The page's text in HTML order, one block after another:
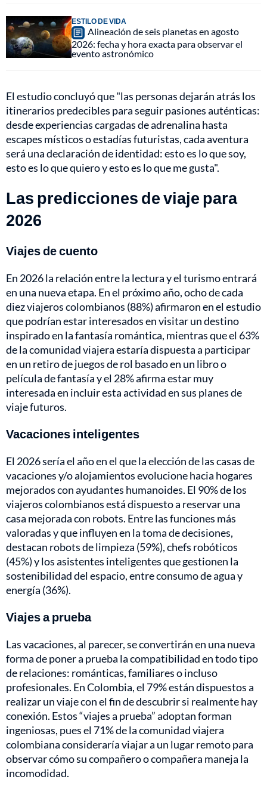
ESTILO DE VIDA
Alineación de seis planetas en agosto
2026: fecha y hora exacta para observar el
evento astronómico
El estudio concluyó que "las personas dejarán atrás los
itinerarios predecibles para seguir pasiones auténticas:
desde experiencias cargadas de adrenalina hasta
escapes místicos o estadías futuristas, cada aventura
será una declaración de identidad: esto es lo que soy,
esto es lo que quiero y esto es lo que me gusta".
Las predicciones de viaje para
2026
Viajes de cuento
En 2026 la relación entre la lectura y el turismo entrará
en una nueva etapa. En el próximo año, ocho de cada
diez viajeros colombianos (88%) afirmaron en el estudio
que podrían estar interesados en visitar un destino
inspirado en la fantasía romántica, mientras que el 63%
de la comunidad viajera estaría dispuesta a participar
en un retiro de juegos de rol basado en un libro o
película de fantasía y el 28% afirma estar muy
interesada en incluir esta actividad en sus planes de
viaje futuros.
Vacaciones inteligentes
El 2026 sería el año en el que la elección de las casas de
vacaciones y/o alojamientos evolucione hacia hogares
mejorados con ayudantes humanoides. El 90% de los
viajeros colombianos está dispuesto a reservar una
casa mejorada con robots. Entre las funciones más
valoradas y que influyen en la toma de decisiones,
destacan robots de limpieza (59%), chefs robóticos
(45%) y los asistentes inteligentes que gestionen la
sostenibilidad del espacio, entre consumo de agua y
energía (36%).
Viajes a prueba
Las vacaciones, al parecer, se convertirán en una nueva
forma de poner a prueba la compatibilidad en todo tipo
de relaciones: románticas, familiares o incluso
profesionales. En Colombia, el 79% están dispuestos a
realizar un viaje con el fin de descubrir si realmente hay
conexión. Estos “viajes a prueba” adoptan forman
ingeniosas, pues el 71% de la comunidad viajera
colombiana consideraría viajar a un lugar remoto para
observar cómo su compañero o compañera maneja la
incomodidad.